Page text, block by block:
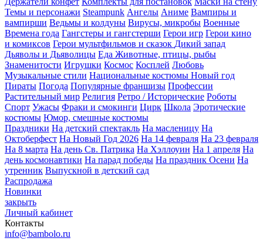
Темы и персонажи Steampunk Ангелы Аниме Вампиры и
вампирши Ведьмы и колдуны Вирусы, микробы Военные
Времена года Гангстеры и гангстерши Герои игр Герои кино
и комиксов Герои мультфильмов и сказок Дикий запад
Дьяволы и Дьяволицы Еда Животные, птицы, рыбы
Знаменитости Игрушки Космос Косплей Любовь
Музыкальные стили Национальные костюмы Новый год
Пираты Погода Популярные франшизы Профессии
Растительный мир Религия Ретро / Исторические Роботы
Спорт Ужасы Фраки и смокинги Цирк Школа Эротические
костюмы Юмор, смешные костюмы
Праздники На детский спектакль На масленицу На
Октоберфест На Новый Год 2026 На 14 февраля На 23 февраля
На 8 марта На день Св. Патрика На Хэллоуин На 1 апреля На
день космонавтики На парад победы На праздник Осени На
утренник Выпускной в детский сад
Распродажа
Новинки
закрыть
Личный кабинет
Контакты
info@bambolo.ru